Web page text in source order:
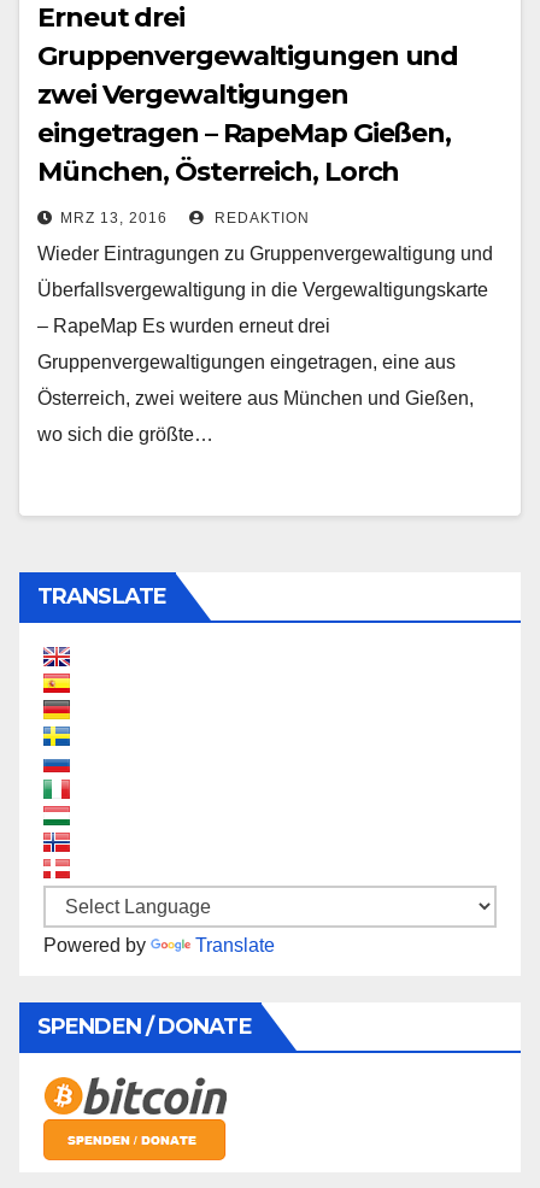
Erneut drei
Gruppenvergewaltigungen und
zwei Vergewaltigungen
eingetragen – RapeMap Gießen,
München, Österreich, Lorch
MRZ 13, 2016 REDAKTION
Wieder Eintragungen zu Gruppenvergewaltigung und
Überfallsvergewaltigung in die Vergewaltigungskarte
– RapeMap Es wurden erneut drei
Gruppenvergewaltigungen eingetragen, eine aus
Österreich, zwei weitere aus München und Gießen,
wo sich die größte…
TRANSLATE
Powered by Translate
SPENDEN / DONATE